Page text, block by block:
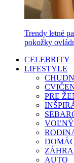
Trendy letné
pokožky
CELEBRITY
LIFESTYLE
PRE
AUTO